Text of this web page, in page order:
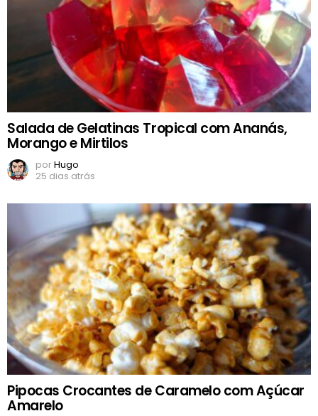
Salada de Gelatinas Tropical com Ananás,
Morango e Mirtilos
porHugo
25 dias atrás
Pipocas Crocantes de Caramelo com Açúcar
Amarelo